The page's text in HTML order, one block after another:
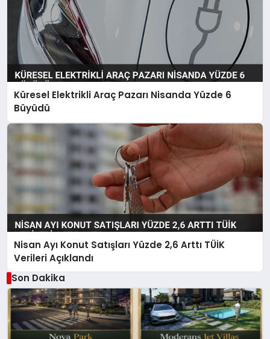
Küresel Elektrikli Araç Pazarı Nisanda Yüzde 6
Büyüdü
Nisan Ayı Konut Satışları Yüzde 2,6 Arttı TÜİK
Verileri Açıklandı
Son Dakika